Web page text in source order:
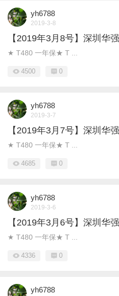
yh6788
2019-3-8
【2019年3月8号】深圳华
★ T480 一年保★ T ...
4500 0
yh6788
2019-3-7
【2019年3月7号】深圳华
★ T480 一年保★ T ...
4685 0
yh6788
2019-3-6
【2019年3月6号】深圳华
★ T480 一年保★ T ...
4336 0
yh6788